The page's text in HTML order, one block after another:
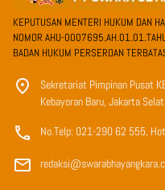
KEPUTUSAN MENTERI HUKUM DAN
NOMOR AHU-
BADAN HUKUM PERSEROAN
Sekretariat Pimpinan Pusat
Kebayoran Baru, Jakarta
No.Telp: 021-290 62 555,